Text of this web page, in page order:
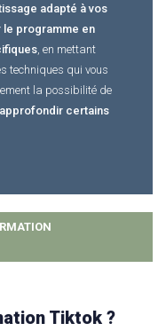
adapté à vos
le programme en
, en mettant
techniques qui vous
la possibilité de
certains
Tiktok ?